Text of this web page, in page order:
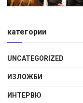
категории
UNCATEGORIZED
ИЗЛОЖБИ
ИНТЕРВЮ